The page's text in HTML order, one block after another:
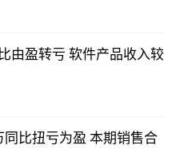
由盈转亏 软件产品收入较
同比扭亏为盈 本期销售合